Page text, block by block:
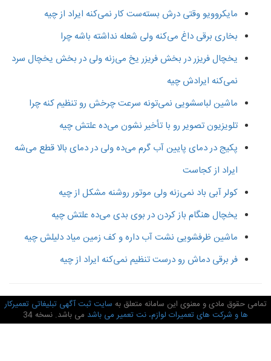
مایکروویو وقتی درش بسته‌ست کار نمی‌کنه ایراد از چیه
بخاری برقی داغ می‌کنه ولی شعله نداشته باشه چرا
یخچال فریزر در بخش فریزر یخ می‌زنه ولی در بخش یخچال سرد
نمی‌کنه ایرادش چیه
ماشین لباسشویی نمی‌تونه سرعت چرخش رو تنظیم کنه چرا
تلویزیون تصویر رو با تأخیر نشون می‌ده علتش چیه
پکیج در دمای پایین آب گرم می‌ده ولی در دمای بالا قطع می‌شه
ایراد از کجاست
کولر آبی باد نمی‌زنه ولی موتور روشنه مشکل از چیه
یخچال هنگام باز کردن در بوی بدی می‌ده علتش چیه
ماشین ظرفشویی نشت آب داره و کف زمین میاد دلیلش چیه
فر برقی دماش رو درست تنظیم نمی‌کنه ایراد از چیه
حقوق مادی و معنوی این سامانه متعلق به سایت ثبت آگهی تبلیغاتی تعمیرکار
ها و شرکت های تعمیرات لوازم، نت تعمیر می باشدمی باشد. نسخه 34